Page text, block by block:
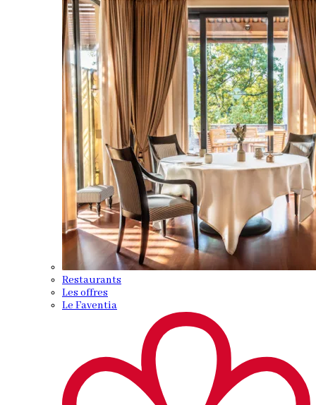
Restaurants
Les offres
Le Faventia